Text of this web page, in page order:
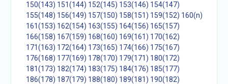
150(143) 151(144) 152(145) 153(146) 154(147)
155(148) 156(149) 157(150) 158(151) 159(152) 160(n)
161(153) 162(154) 163(155) 164(156) 165(157)
166(158) 167(159) 168(160) 169(161) 170(162)
171(163) 172(164) 173(165) 174(166) 175(167)
176(168) 177(169) 178(170) 179(171) 180(172)
181(173) 182(174) 183(175) 184(176) 185(177)
186(178) 187(179) 188(180) 189(181) 190(182)